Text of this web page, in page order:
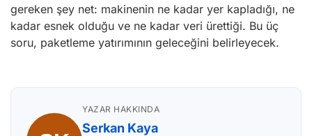
gereken şey net: makinenin ne kadar yer kapladığı, ne
kadar esnek olduğu ve ne kadar veri ürettiği. Bu üç
soru, paketleme yatırımının geleceğini belirleyecek.
YAZAR HAKKINDA
Serkan Kaya